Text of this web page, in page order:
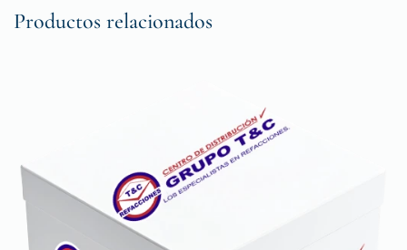
Productos relacionados